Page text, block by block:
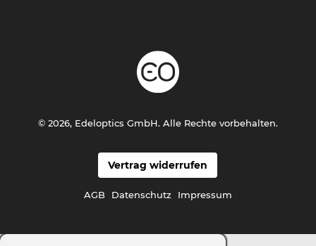
Vertrag widerrufen
AGB Datenschutz Impressum
© 2026, Edeloptics GmbH. Alle Rechte vorbehalten.